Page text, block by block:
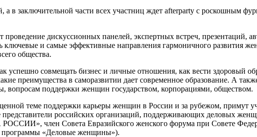
а в заключительной части всех участниц ждет afterparty с роскошным
дискуссионных панелей, экспертных встреч, презентаций,
ключевые и самые эффективные направления гармоничного развития
общества.
успешно совмещать бизнес и личные отношения, как вести здоровый
преимущества в саморазвитии дает современное образование. А
вопросам поддержки женщин государством, корпорациями, обществом.
теме поддержки карьеры женщин в России и за рубежом, примут
российских организаций, поддерживающих деловых
член Совета Евразийского женского форума при Совете
программы «Деловые женщины»).